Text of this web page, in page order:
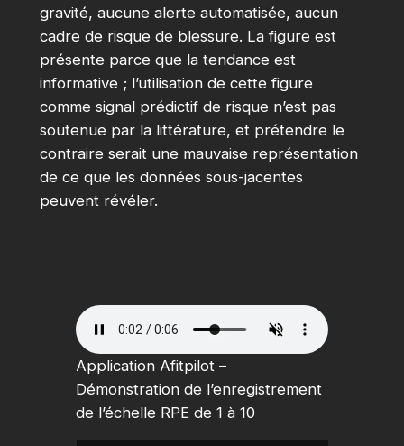
gravité, aucune alerte automatisée, aucun
cadre de risque de blessure. La figure est
présente parce que la tendance est
informative ; l’utilisation de cette figure
comme signal prédictif de risque n’est pas
soutenue par la littérature, et prétendre le
contraire serait une mauvaise représentation
de ce que les données sous-jacentes
peuvent révéler.
Application Afitpilot –
Démonstration de l’enregistrement
de l’échelle RPE de 1 à 10